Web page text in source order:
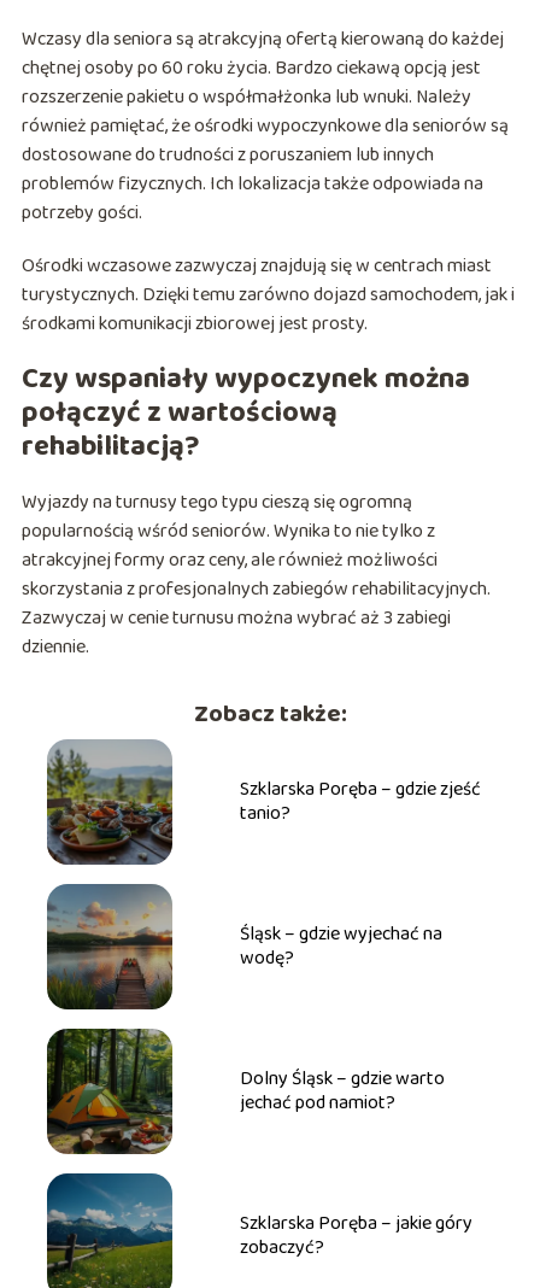
Wczasy dla seniora są atrakcyjną ofertą kierowaną do każdej
chętnej osoby po 60 roku życia. Bardzo ciekawą opcją jest
rozszerzenie pakietu o współmałżonka lub wnuki. Należy
również pamiętać, że ośrodki wypoczynkowe dla seniorów są
dostosowane do trudności z poruszaniem lub innych
problemów fizycznych. Ich lokalizacja także odpowiada na
potrzeby gości.
Ośrodki wczasowe zazwyczaj znajdują się w centrach miast
turystycznych. Dzięki temu zarówno dojazd samochodem, jak i
środkami komunikacji zbiorowej jest prosty.
Czy wspaniały wypoczynek można
połączyć z wartościową
rehabilitacją?
Wyjazdy na turnusy tego typu cieszą się ogromną
popularnością wśród seniorów. Wynika to nie tylko z
atrakcyjnej formy oraz ceny, ale również możliwości
skorzystania z profesjonalnych zabiegów rehabilitacyjnych.
Zazwyczaj w cenie turnusu można wybrać aż 3 zabiegi
dziennie.
Zobacz także:
Szklarska Poręba – gdzie zjeść
tanio?
Śląsk – gdzie wyjechać na
wodę?
Dolny Śląsk – gdzie warto
jechać pod namiot?
Szklarska Poręba – jakie góry
zobaczyć?